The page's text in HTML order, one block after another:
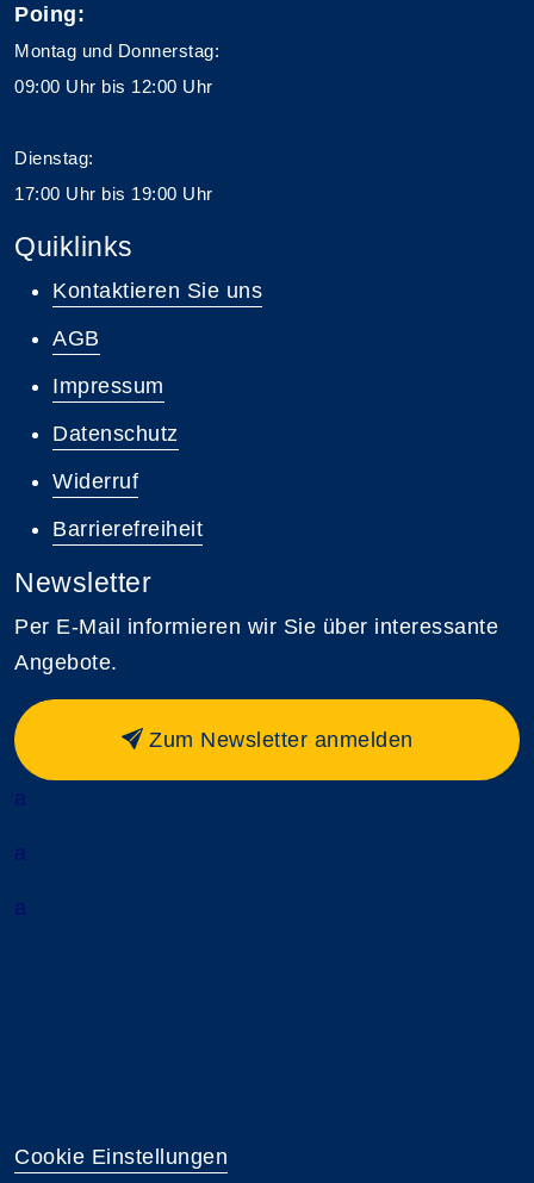
Poing:
Montag und Donnerstag:
09:00 Uhr bis 12:00 Uhr
Dienstag:
17:00 Uhr bis 19:00 Uhr
Quiklinks
Kontaktieren Sie uns
AGB
Impressum
Datenschutz
Widerruf
Barrierefreiheit
Newsletter
Per E-Mail informieren wir Sie über interessante
Angebote.
Zum Newsletter anmelden
a
a
a
Cookie Einstellungen